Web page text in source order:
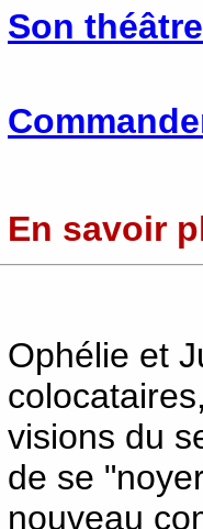
Son
En savoir
Ophélie et
visions du
de se
nouveau